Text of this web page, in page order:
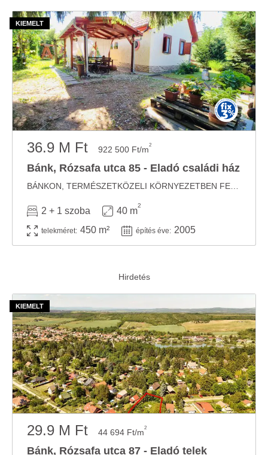
36.9 M Ft 922 500 Ft/m2
Bánk, Rózsafa utca 85 - Eladó családi ház
2 + 1 szoba 40 m
2
telekméret: 450 m² építés éve: 2005
29.9 M Ft 44 694 Ft/m2
Bánk, Rózsafa utca 87 - Eladó telek